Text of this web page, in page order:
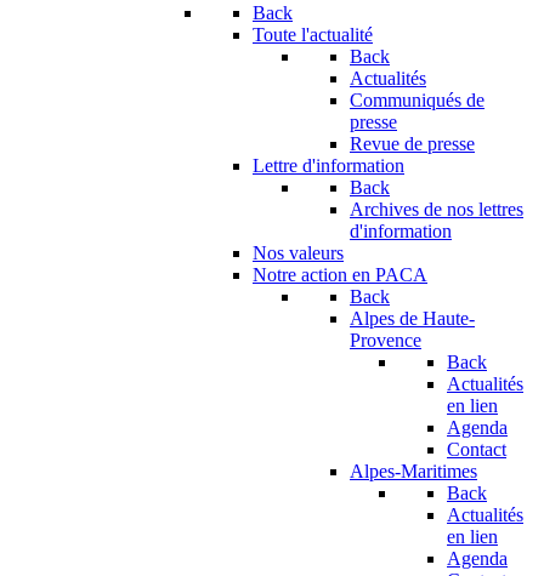
Back
Toute l'actualité
Back
Actualités
Communiqués de
presse
Revue de presse
Lettre d'information
Back
Archives de nos lettres
d'information
Nos valeurs
Notre action en PACA
Back
Alpes de Haute-
Provence
Back
Actualités
en lien
Agenda
Contact
Alpes-Maritimes
Back
Actualités
en lien
Agenda